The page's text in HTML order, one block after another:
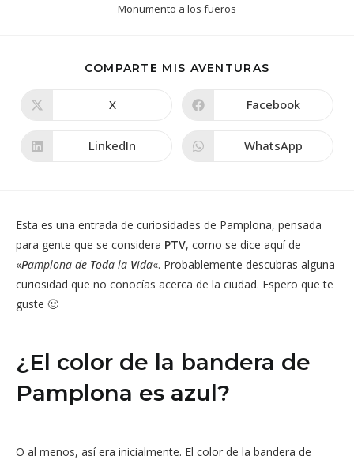
Monumento a los fueros
COMPARTE MIS AVENTURAS
CONTENIDO
una
nueva
X Se
una
nueva
Facebook
Se
LinkedIn Se
WhatsApp
Esta es una entrada de curiosidades de Pamplona, pensada
para gente que se considera PTV, como se dice aquí de
«Pamplona de Toda la Vida«. Probablemente descubras alguna
curiosidad que no conocías acerca de la ciudad. Espero que te
guste 🙂
¿El color de la bandera de
Pamplona es azul?
O al menos, así era inicialmente. El color de la bandera de